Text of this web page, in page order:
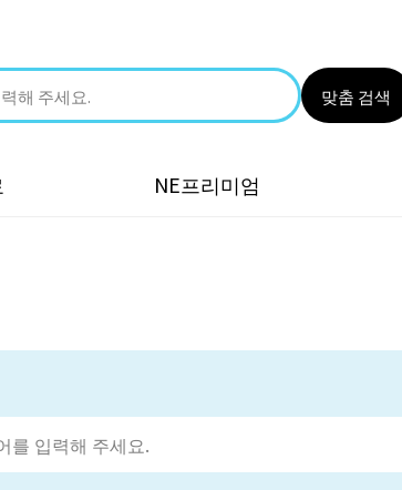
맞춤 검색
NE프리미엄
를 입력해 주세요.